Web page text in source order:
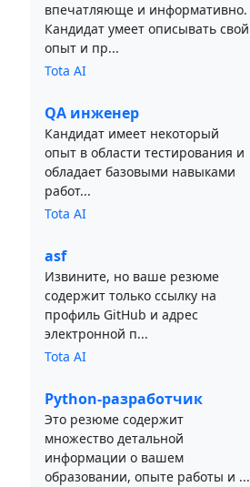
впечатляюще и информативно.
Кандидат умеет описывать свой
опыт и пр...
Tota AI
QA инженер
Кандидат имеет некоторый
опыт в области тестирования и
обладает базовыми навыками
работ...
Tota AI
asf
Извините, но ваше резюме
содержит только ссылку на
профиль GitHub и адрес
электронной п...
Tota AI
Python-разработчик
Это резюме содержит
множество детальной
информации о вашем
образовании, опыте работы и ...